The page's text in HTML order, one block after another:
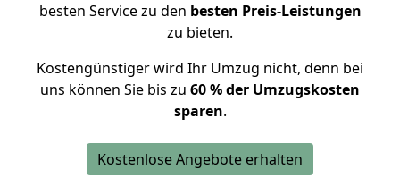
besten Service zu den besten Preis-Leistungen
zu bieten.
Kostengünstiger wird Ihr Umzug nicht, denn bei
uns können Sie bis zu 60 % der Umzugskosten
sparen.
Kostenlose Angebote erhalten